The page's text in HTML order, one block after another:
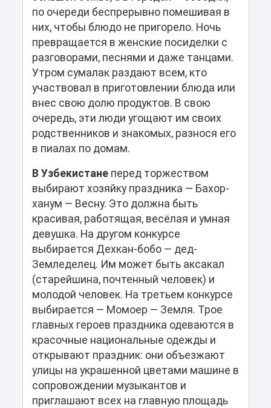
по очереди беспрерывно помешивая в
них, чтобы блюдо не пригорело. Ночь
превращается в женские посиделки с
разговорами, песнями и даже танцами.
Утром сумалак раздают всем, кто
участвовал в приготовлении блюда или
внес свою долю продуктов. В свою
очередь, эти люди угощают им своих
родственников и знакомых, разнося его
в пиалах по домам.
В Узбекистанеперед торжеством
выбирают хозяйку праздника — Бахор-
ханум — Весну. Это должна быть
красивая, работящая, весёлая и умная
девушка. На другом конкурсе
выбирается Дехкан-бобо — дед-
Земледелец. Им может быть аксакал
(старейшина, почтенный человек) и
молодой человек. На третьем конкурсе
выбирается — Момоер — Земля. Трое
главных героев праздника одеваются в
красочные национальные одежды и
открывают праздник: они объезжают
улицы на украшенной цветами машине в
сопровождении музыкантов и
приглашают всех на главную площадь